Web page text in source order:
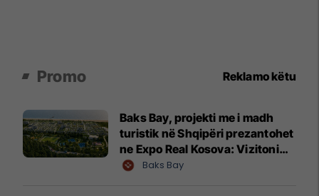
Promo Reklamo këtu
Baks Bay, projekti me i madh
turistik në Shqipëri prezantohet
ne Expo Real Kosova: Vizitoni
shtandin dhe zbuloni
Baks Bay